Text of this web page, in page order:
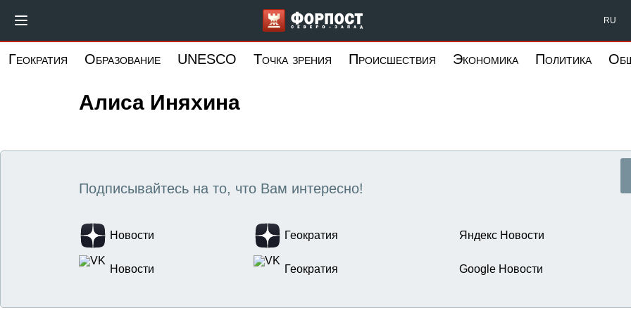
основному
Форпост Северо-Запад RU
Геократия Образование UNESCO Точка зрения Происшествия Экономика Политика
Алиса Иняхина
Подписывайтесь на то, что Вам интересно!
Новости Геократия Яндекс Новости
Новости Геократия Google Новости